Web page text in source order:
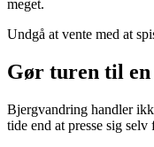
meget.
Undgå at vente med at
Gør turen til en
Bjergvandring handler
tide end at presse sig selv